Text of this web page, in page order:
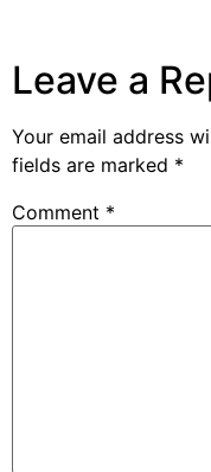
Leave a
Your email address
fields are marked *
Comment *